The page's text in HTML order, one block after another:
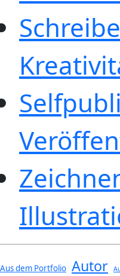
Aus dem Portfolio Autor